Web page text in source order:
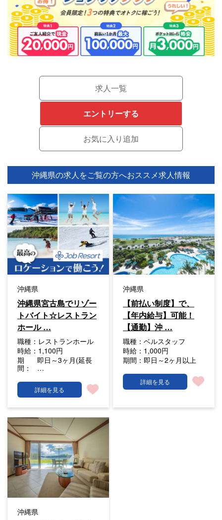
求人一覧
エントリーする
沖縄県の求人をご覧の方へおススメ求人情報
沖縄県
沖縄県宮古島でリゾー
トバイト☆レストラン
ホール …
職種： レストランホール
時給： 1,100円
期
間：
即日～3ヶ月(延長
…
詳細を見る
沖縄県
【前払い制度】で、
【年内給与】可能！
【通勤】沖 …
職種：ベルスタッフ
時給： 1,000円
期間：即日～2ヶ月以上
詳細を見る
沖縄県